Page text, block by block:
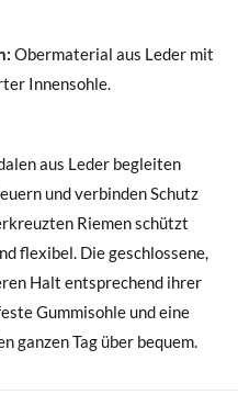
Obermaterial aus Leder mit
Innensohle.
aus Leder begleiten
und verbinden Schutz
Riemen schützt
flexibel. Die geschlossene,
Halt entsprechend ihrer
Gummisohle und eine
ganzen Tag über bequem.